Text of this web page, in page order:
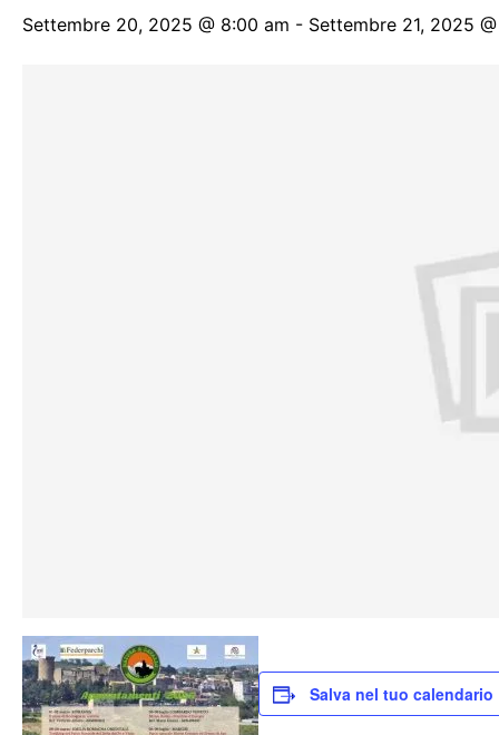
Settembre 20, 2025 @ 8:00 am - Settembre 21, 2025
Salva nel tuo calendario